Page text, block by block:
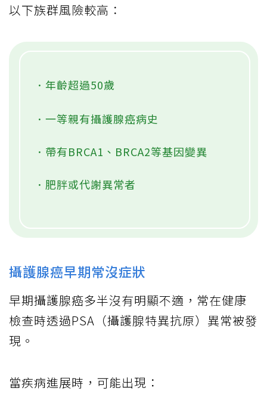
以下族群風險較高：
．年齡超過50歲
．一等親有攝護腺癌病史
．帶有BRCA1、BRCA2等基因變異
．肥胖或代謝異常者
攝護腺癌早期常沒症狀
早期攝護腺癌多半沒有明顯不適，常在健康
檢查時透過PSA（攝護腺特異抗原）異常被發
現。
當疾病進展時，可能出現：